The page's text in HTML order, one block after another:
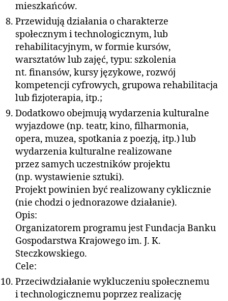
mieszkańców.
Przewidują działania o charakterze
społecznym i technologicznym, lub
rehabilitacyjnym, w formie kursów,
warsztatów lub zajęć, typu: szkolenia
nt. finansów, kursy językowe, rozwój
kompetencji cyfrowych, grupowa rehabilitacja
lub fizjoterapia, itp.;
Dodatkowo obejmują wydarzenia kulturalne
wyjazdowe (np. teatr, kino, filharmonia,
opera, muzea, spotkania z poezją, itp.) lub
wydarzenia kulturalne realizowane
przez samych uczestników projektu
(np. wystawienie sztuki).
Projekt powinien być realizowany cyklicznie
(nie chodzi o jednorazowe działanie).
Opis:
Organizatorem programu jest Fundacja Banku
Gospodarstwa Krajowego im. J. K.
Steczkowskiego.
Cele:
Przeciwdziałanie wykluczeniu społecznemu
i technologicznemu poprzez realizację